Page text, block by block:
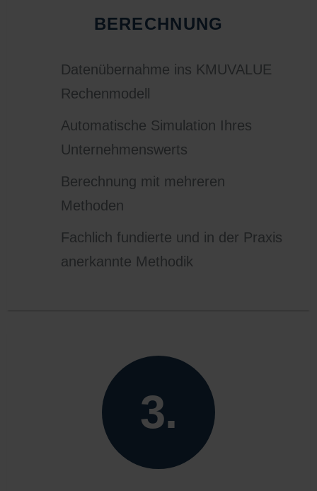
BERECHNUNG
Datenübernahme ins KMUVALUE
Rechenmodell
Automatische Simulation Ihres
Unternehmenswerts
Berechnung mit mehreren
Methoden
Fachlich fundierte und in der Praxis
anerkannte Methodik
3.